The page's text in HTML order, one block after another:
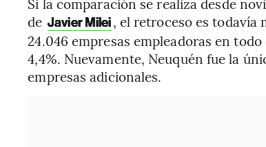
de Javier Milei, el retroceso es todavía
24.046 empresas empleadoras en
4,4%. Nuevamente, Neuquén fue la
empresas adicionales.